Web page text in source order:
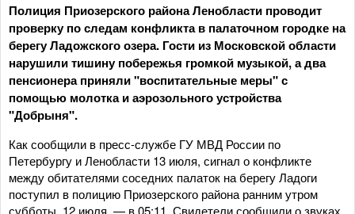
Полиция Приозерского района Ленобласти проводит
проверку по следам конфликта в палаточном городке на
берегу Ладожского озера. Гости из Московской области
нарушили тишину побережья громкой музыкой, а два
пенсионера приняли "воспитательные меры" с
помощью молотка и аэрозольного устройства
"Добрыня".
Как сообщили в пресс-службе ГУ МВД России по
Петербургу и Ленобласти 13 июля, сигнал о конфликте
между обитателями соседних палаток на берегу Ладоги
поступил в полицию Приозерского района ранним утром
субботы, 12 июля, — в 05:11. Свидетели сообщили о звуках